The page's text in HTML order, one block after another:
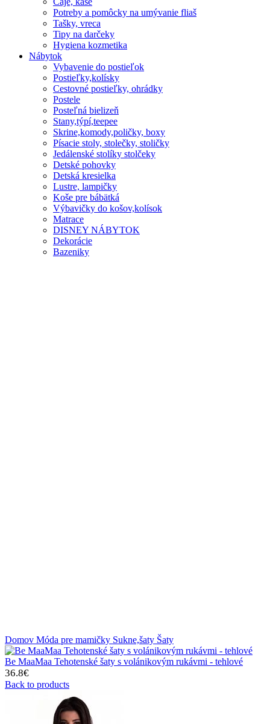
Potreby a pomôcky na umývanie fliaš
Tašky, vreca
Tipy na darčeky
Hygiena kozmetika
Nábytok
Vybavenie do postieľok
Postieľky,kolísky
Cestovné postieľky, ohrádky
Postele
Posteľná bielizeň
Stany,týpí,teepee
Skrine,komody,poličky, boxy
Písacie stoly, stolečky, stoličky
Jedálenské stolíky stolčeky
Detské pohovky
Detská kresielka
Lustre, lampičky
Koše pre bábätká
Výbavičky do košov,kolísok
Matrace
DISNEY NÁBYTOK
Dekorácie
Bazeniky
Domov Móda pre mamičky Sukne,šaty Šaty
Be MaaMaa Tehotenské šaty s volánikovým rukávmi - tehlové
36.8€
Back to products